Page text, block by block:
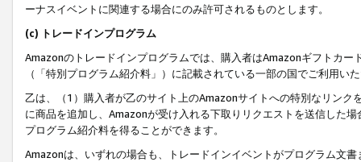
ーナスイベントに関連する場合にのみ許可されるものとします。
(c) トレードインプログラム
Amazonのトレードインプログラムでは、購入者はAmazonギフトカ
（「特別プログラム紹介料」）に記載されている一部の国でご利用い
乙は、（1）購入者が乙のサイト上のAmazonサイトへの特別なリン
に商品を追加し、Amazonが受け入れる下取りリクエストを送信した
プログラム紹介料を得ることができます。
Amazonは、いずれの場合も、トレードインイベントがプログラム文